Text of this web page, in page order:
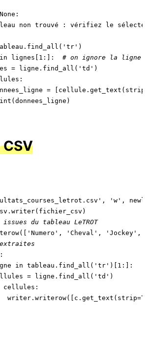
None :
non trouvé : vérifiez le
'tr' )
in lignes[ 1 :]: # on ignore la ligne
= ligne.find_all(
'td' )
= [cellule.get_text(strip=
(donnees_ligne)
, 'w' ,
issues du tableau LeTROT
'Numero' , 'Cheval' , 'Jockey' ,
extraites
in tableau.find_all( 'tr' )[ 1 :]:
= ligne.find_all(
'td' )
cellules:
writer.writerow([c.get_text(strip=